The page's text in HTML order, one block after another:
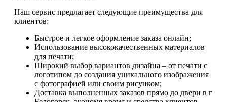
Наш сервис предлагает следующие преимущества для
клиентов:
Быстрое и легкое оформление заказа онлайн;
Использование высококачественных материалов
для печати;
Широкий выбор вариантов дизайна – от печати с
логотипом до создания уникального изображения
с фотографией или своим рисунком;
Доставка выполненных заказов прямо до двери в г